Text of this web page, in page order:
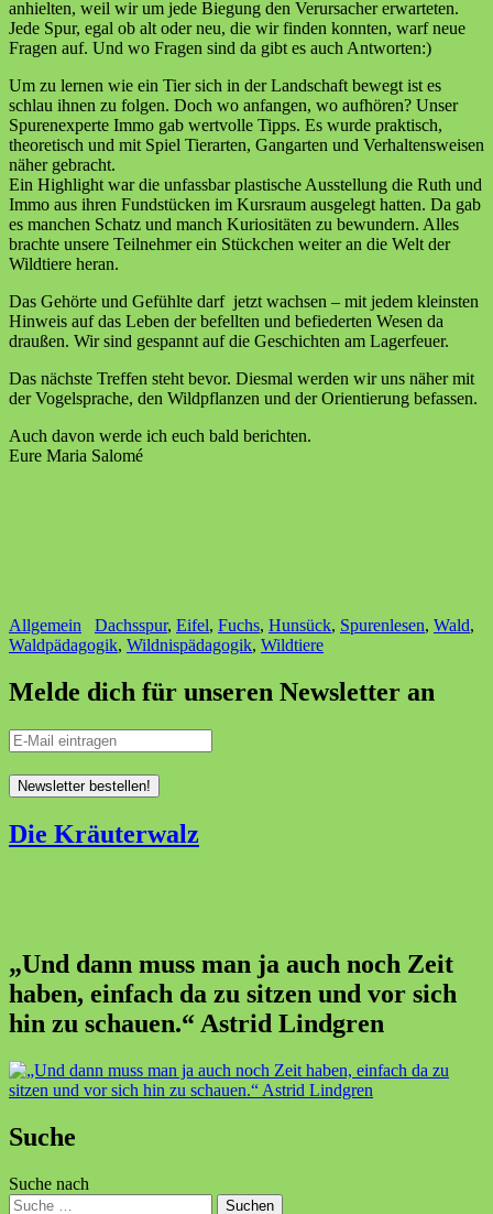
anhielten, weil wir um jede Biegung den Verursacher erwarteten.
Jede Spur, egal ob alt oder neu, die wir finden konnten, warf neue
Fragen auf. Und wo Fragen sind da gibt es auch Antworten:)
Um zu lernen wie ein Tier sich in der Landschaft bewegt ist es
schlau ihnen zu folgen. Doch wo anfangen, wo aufhören? Unser
Spurenexperte Immo gab wertvolle Tipps. Es wurde praktisch,
theoretisch und mit Spiel Tierarten, Gangarten und Verhaltensweisen
näher gebracht.
Ein Highlight war die unfassbar plastische Ausstellung die Ruth und
Immo aus ihren Fundstücken im Kursraum ausgelegt hatten. Da gab
es manchen Schatz und manch Kuriositäten zu bewundern. Alles
brachte unsere Teilnehmer ein Stückchen weiter an die Welt der
Wildtiere heran.
Das Gehörte und Gefühlte darf jetzt wachsen – mit jedem kleinsten
Hinweis auf das Leben der befellten und befiederten Wesen da
draußen. Wir sind gespannt auf die Geschichten am Lagerfeuer.
Das nächste Treffen steht bevor. Diesmal werden wir uns näher mit
der Vogelsprache, den Wildpflanzen und der Orientierung befassen.
Auch davon werde ich euch bald berichten.
Eure Maria Salomé
Allgemein Dachsspur, Eifel, Fuchs, Hunsück, Spurenlesen, Wald,
Waldpädagogik, Wildnispädagogik, Wildtiere
Melde dich für unseren Newsletter an
Die Kräuterwalz
„Und dann muss man ja auch noch Zeit
haben, einfach da zu sitzen und vor sich
hin zu schauen.“ Astrid Lindgren
Suche
Suche nach
Suchen